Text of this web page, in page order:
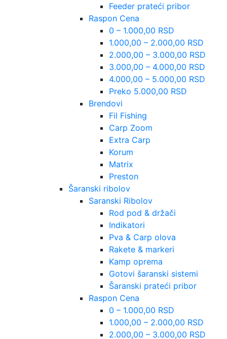
Feeder prateći pribor
Raspon Cena
0 – 1.000,00 RSD
1.000,00 – 2.000,00 RSD
2.000,00 – 3.000,00 RSD
3.000,00 – 4.000,00 RSD
4.000,00 – 5.000,00 RSD
Preko 5.000,00 RSD
Brendovi
Fil Fishing
Carp Zoom
Extra Carp
Korum
Matrix
Preston
Šaranski ribolov
Saranski Ribolov
Rod pod & držači
Indikatori
Pva & Carp olova
Rakete & markeri
Kamp oprema
Gotovi šaranski sistemi
Šaranski prateći pribor
Raspon Cena
0 – 1.000,00 RSD
1.000,00 – 2.000,00 RSD
2.000,00 – 3.000,00 RSD